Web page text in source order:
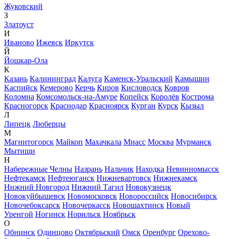
Жуковский
З
Златоуст
И
Иваново Ижевск Иркутск
Й
Йошкар-Ола
К
Казань Калининград Калуга Каменск-Уральский Камышин
Каспийск Кемерово Керчь Киров Кисловодск Ковров
Коломна Комсомольск-на-Амуре Копейск Королёв Кострома
Красногорск Краснодар Красноярск Курган Курск Кызыл
Л
Липецк Люберцы
М
Магнитогорск Майкоп Махачкала Миасс Москва Мурманск
Мытищи
Н
Набережные Челны Назрань Нальчик Находка Невинномысск
Нефтекамск Нефтеюганск Нижневартовск Нижнекамск
Нижний Новгород Нижний Тагил Новокузнецк
Новокуйбышевск Новомосковск Новороссийск Новосибирск
Новочебоксарск Новочеркасск Новошахтинск Новый
Уренгой Ногинск Норильск Ноябрьск
О
Обнинск Одинцово Октябрьский Омск Оренбург Орехово-